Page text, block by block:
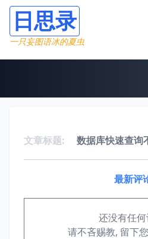
日思录
一只妄图语冰的夏虫
文章标题: 数据库快速查询
最新评
还没有任
请不吝赐教, 留下